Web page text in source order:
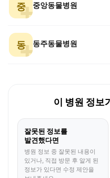
중 중앙동물병원
동 동주동물병원
이 병원 정보
잘못된 정보를
발견했다면
병원 정보 중 잘못된 내용이
있거나, 직접 방문 후 알게 된
정보가 있다면 수정 제안을